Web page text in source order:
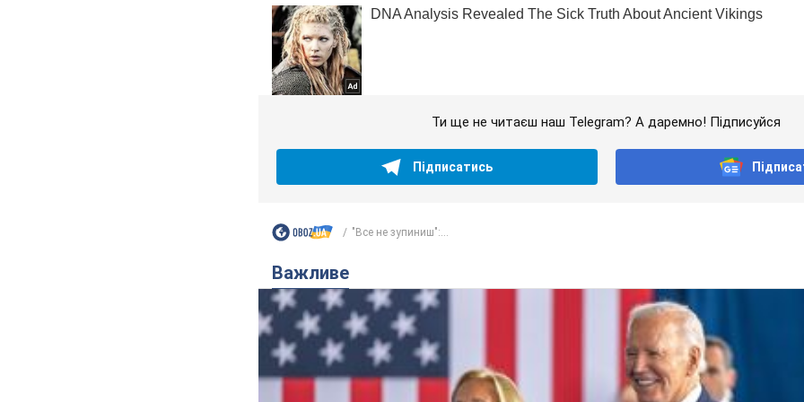
Ти ще не читаєш наш Telegram? А даремно! Підписуйся
Підписатись
"Все не зупиниш":...
Важливе